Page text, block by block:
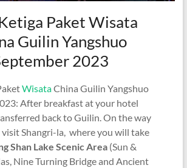
Paket Wisata
Guilin Yangshuo
2023
WisataChina Guilin Yangshuo
After breakfast at your hotel
back to Guilin. On the way
Shangri-la, where you will take
Shan Lake Scenic Area (Sun &
Nine Turning Bridge and Ancient